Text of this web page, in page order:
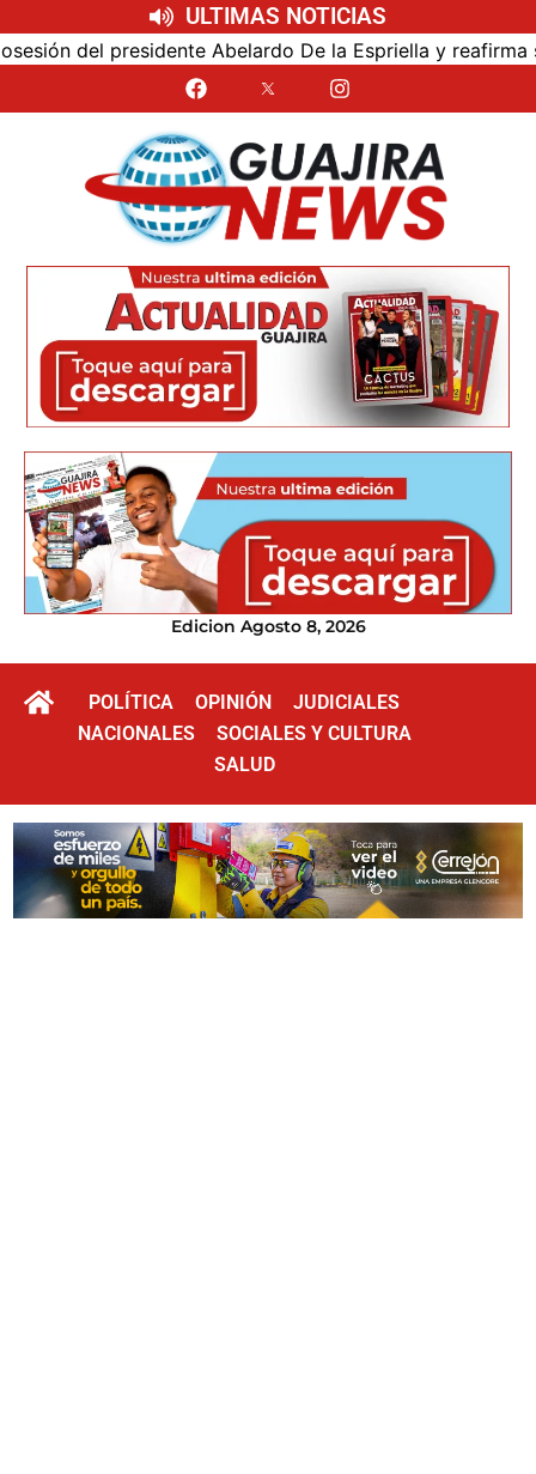
ULTIMAS NOTICIAS
presidente Abelardo De la Espriella y reafirma su
Edicion Agosto 8, 2026
POLÍTICA OPINIÓN
JUDICIALES
NACIONALES
SOCIALES Y CULTURA
SALUD